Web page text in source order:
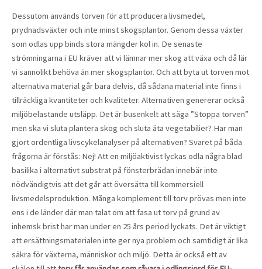
Dessutom används torven för att producera livsmedel,
prydnadsväxter och inte minst skogsplantor. Genom dessa växter
som odlas upp binds stora mängder kol in. De senaste
strömningarna i EU kräver att vi lämnar mer skog att växa och då lär
vi sannolikt behöva än mer skogsplantor. Och att byta ut torven mot
alternativa material går bara delvis, då sådana material inte finns i
tillräckliga kvantiteter och kvaliteter. Alternativen genererar också
miljöbelastande utsläpp. Det är busenkelt att säga ”Stoppa torven”
men ska vi sluta plantera skog och sluta äta vegetabilier? Har man
gjort ordentliga livscykelanalyser på alternativen? Svaret på båda
frågorna är förstås: Nej! Att en miljöaktivist lyckas odla några blad
basilika i alternativt substrat på fönsterbrädan innebär inte
nödvändigtvis att det går att översätta till kommersiell
livsmedelsproduktion. Många komplement till torv prövas men inte
ens i de länder där man talat om att fasa ut torv på grund av
inhemsk brist har man under en 25 års period lyckats. Det är viktigt
att ersättningsmaterialen inte ger nya problem och samtidigt är lika
säkra för växterna, människor och miljö. Detta är också ett av